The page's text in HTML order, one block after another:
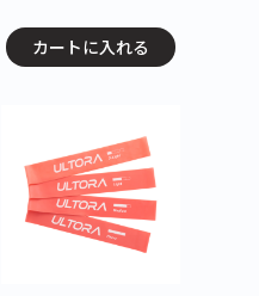
カートに入れる